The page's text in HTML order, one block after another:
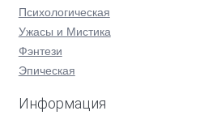
Психологическая
Ужасы и Мистика
Фэнтези
Эпическая
Информация